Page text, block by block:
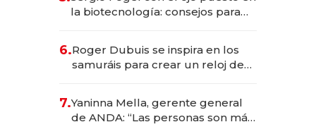
la biotecnología: consejos para
6.Roger Dubuis se inspira en los
samuráis para crear un reloj de
7.Yaninna Mella, gerente general
de ANDA: “Las personas son más